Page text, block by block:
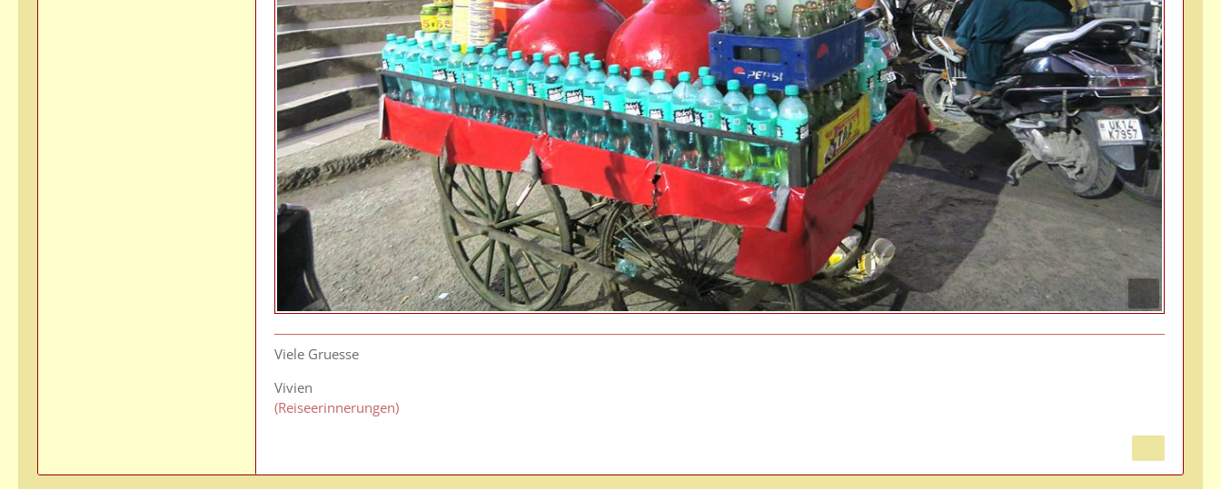
Viele Gruesse
Vivien
(Reiseerinnerungen)